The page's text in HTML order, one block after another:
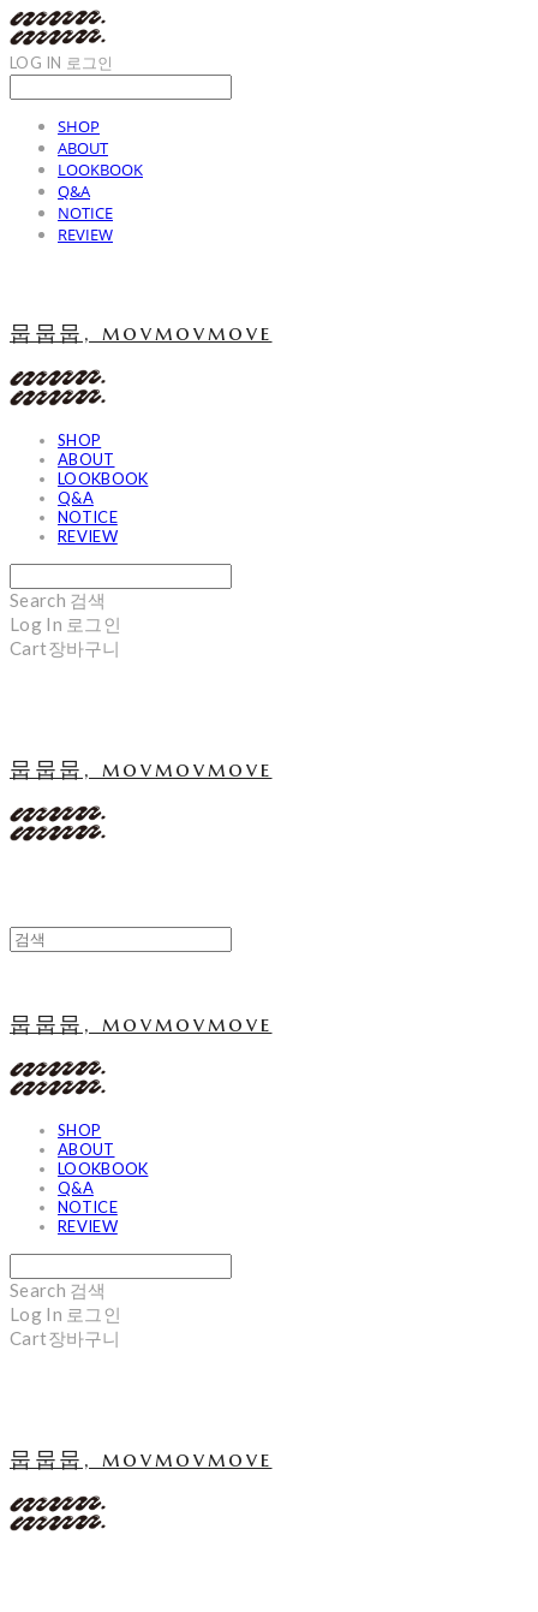
LOG IN 로그인
SHOP
ABOUT
LOOKBOOK
Q&A
NOTICE
REVIEW
뭅뭅뭅, movmovmove
SHOP
ABOUT
LOOKBOOK
Q&A
NOTICE
REVIEW
Search 검색
Log In 로그인
Cart장바구니
뭅뭅뭅, movmovmove
뭅뭅뭅, movmovmove
SHOP
ABOUT
LOOKBOOK
Q&A
NOTICE
REVIEW
Search 검색
Log In 로그인
Cart장바구니
뭅뭅뭅, movmovmove